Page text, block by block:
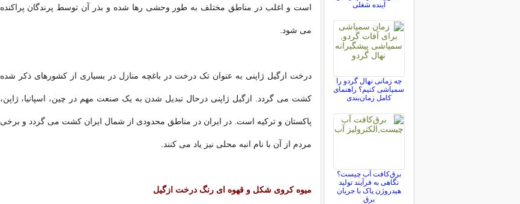
است و اغلب در مناطق مختلف به طور وحشی رها شده و بذر آن توسط پرندگان پراکنده
می شود.
درخت ازگیل ژاپنی به عنوان تک درخت در باغچه منازل در بسیاری از کشورهای ذکر شده
کشت می گردد. ازگیل ژاپنی درحال تبدیل شدن به یک صنعت مهم در چین، اسپانیا، ژاپن،
پاکستان و ترکیه است. در ایران در مناطق محدودی از شمال ایران کشت می گردد و برخی
مردم از آن با نام انبه محلی نیز یاد می کنند.
میوه کروی شکل و قهوه ای رنگ درخت ازگیل
آینده شغلی
چه زمانی نهال گردو را
سمپاشی کنیم؟ راهنمای
کامل زمان‌بندی
برق‌کافت آب چیست؟
نگاهی به فرآیند تولید
هیدروژن پاک با جریان
برق